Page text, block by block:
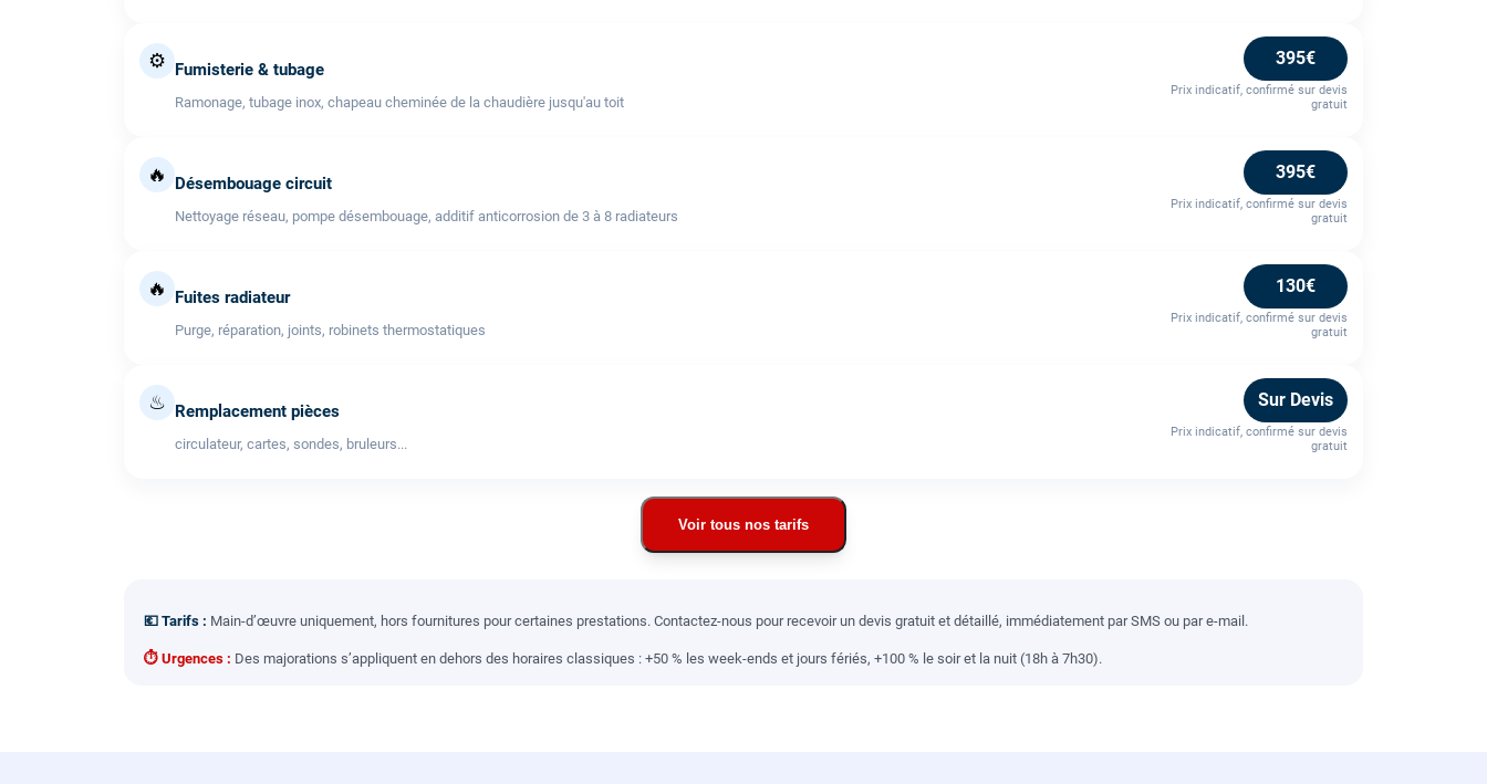
⚙️ Fumisterie & tubage
Ramonage, tubage inox, chapeau cheminée de la chaudière jusqu'au toit
395€
Prix indicatif, confirmé sur devis
gratuit
🔥 Désembouage circuit
Nettoyage réseau, pompe désembouage, additif anticorrosion de 3 à 8 radiateurs
395€
Prix indicatif, confirmé sur devis
gratuit
🔥 Fuites radiateur
Purge, réparation, joints, robinets thermostatiques
130€
Prix indicatif, confirmé sur devis
gratuit
♨ Remplacement pièces
circulateur, cartes, sondes, bruleurs...
Sur Devis
Prix indicatif, confirmé sur devis
gratuit
Voir tous nos tarifs
💶 Tarifs : Main-d’œuvre uniquement, hors fournitures pour certaines prestations. Contactez-nous pour recevoir un devis gratuit et détaillé, immédiatement par SMS ou par e-mail.
⏱ Urgences : Des majorations s’appliquent en dehors des horaires classiques : +50 % les week-ends et jours fériés, +100 % le soir et la nuit (18h à 7h30).